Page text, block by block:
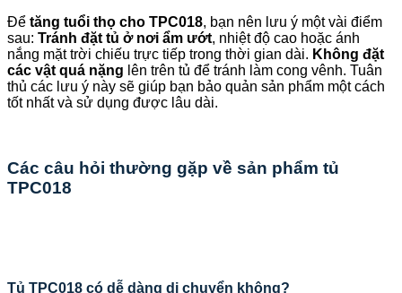
Để tăng tuổi thọ cho TPC018, bạn nên lưu ý một vài điểm
sau: Tránh đặt tủ ở nơi ẩm ướt, nhiệt độ cao hoặc ánh
nắng mặt trời chiếu trực tiếp trong thời gian dài. Không đặt
các vật quá nặng lên trên tủ để tránh làm cong vênh. Tuân
thủ các lưu ý này sẽ giúp bạn bảo quản sản phẩm một cách
tốt nhất và sử dụng được lâu dài.
Các câu hỏi thường gặp về sản phẩm tủ
TPC018
Tủ TPC018 có dễ dàng di chuyển không?